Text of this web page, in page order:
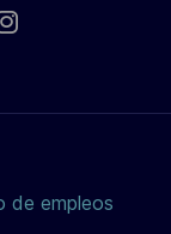
de empleos